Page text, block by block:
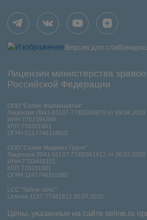
Версия для
Лицензия министерства
Российской Федерации
ООО "Селин Фармацевтик"
Лицензия Л041-01137-77/00350879 от 09.08.2019
ИНН 7702394380
КПП 770201001
ОГРН 5157746118602
ООО "Селин Медикал Групп"
Лицензия Л041-01137-77/00361612 от 30.07.2020
ИНН 7703445101
КПП 770201001
ОГРН 1187746315382
LCC "Seline clinic"
License 1137-77361612 30.07.2020
Цены, указанные на сайте seline.ru